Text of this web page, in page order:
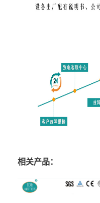
相关产品：